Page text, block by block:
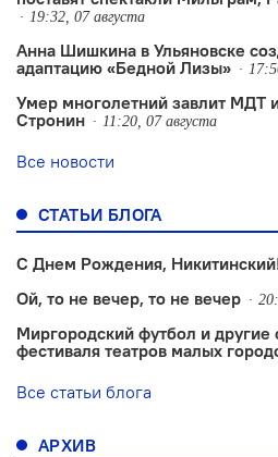
19:32, 07 августа
Анна Шишкина в Ульяновске
адаптацию «Бедной Лизы»
Умер многолетний завлит МДТ
Стронин
11:20, 07 августа
Все новости
СТАТЬИ БЛОГА
С Днем Рождения,
Ой, то не вечер, то не вечер
Миргородский футбол и другие
фестиваля театров малых
Все статьи блога
АРХИВ